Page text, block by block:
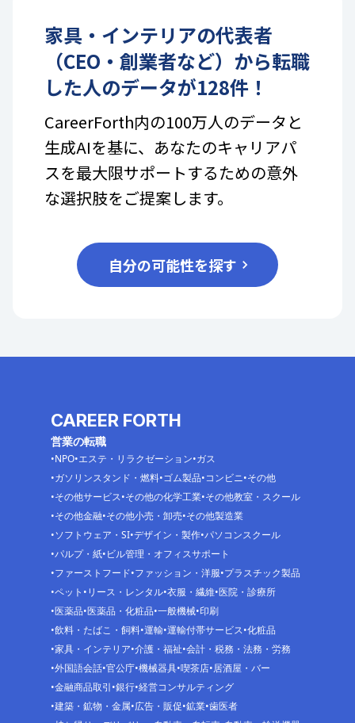
家具・インテリアの代表者
（CEO・創業者など） から転職
した人のデータが128件！
CareerForth内の100万人のデータと
生成AIを基に、あなたのキャリアパ
スを最大限サポートするための意外
な選択肢をご提案します。
自分の可能性を探す
CAREER FORTH
営業の転職
NPO エステ・リラクゼーション ガス
ガソリンスタンド・燃料 ゴム製品 コンビニ その他
その他サービス その他の化学工業 その他教室・スクール
その他金融 その他小売・卸売 その他製造業
ソフトウェア・SI デザイン・製作 パソコンスクール
パルプ・紙 ビル管理・オフィスサポート
ファーストフード ファッション・洋服 プラスチック製品
ペット リース・レンタル 衣服・繊維 医院・診療所
医薬品 医薬品・化粧品 一般機械 印刷
飲料・たばこ・飼料 運輸 運輸付帯サービス 化粧品
家具・インテリア 介護・福祉 会計・税務・法務・労務
外国語会話 官公庁 機械器具 喫茶店 居酒屋・バー
金融商品取引 銀行 経営コンサルティング
建築・鉱物・金属 広告・販促 鉱業 歯医者